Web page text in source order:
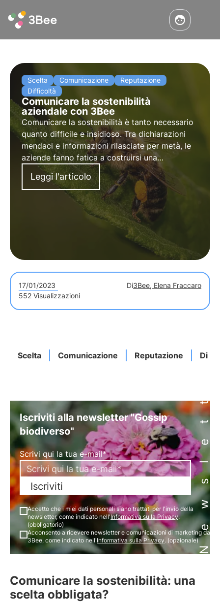
Scelta Comunicazione
Reputazione
Difficoltà
Comunicare la sostenibilità
aziendale con 3Bee
Comunicare la sostenibilità è tanto necessario
quantodifficile e insidioso. Tra dichiarazioni
mendaci e informazioni rilasciate per metà, le
aziende fanno fatica acostruirsi una
reputazione sostenibile.Tutto ciò non
contribuisce al cambiamento che ci aspettiamo
e di cui abbiamo bisogno.
Leggi l'articolo
17/01/2023 Di3Bee, Elena Fraccaro
552 Visualizzazioni
Scelta Comunicazione Reputazione Newsletter
Iscriviti alla newsletter "Gossip
biodiverso"
Scrivi qui la tua e-mail*
Iscriviti
Accetto che i miei dati personali siano trattati per l'invio della
newsletter, come indicato nell'Informativa sulla Privacy.
(obbligatorio)
Acconsento a ricevere newsletter e comunicazioni di marketing da
3Bee, come indicato nell'Informativa sulla Privacy. (opzionale)
Comunicare la sostenibilità: una
scelta obbligata?